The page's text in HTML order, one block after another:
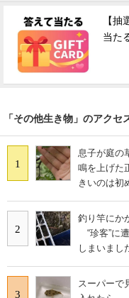
【
当た
「その他生き物」のアクセ
1
息子が庭の
鳴を上げた
きいのは初
2
釣り竿にか
“珍客”に
しまいまし
3
スーパーで